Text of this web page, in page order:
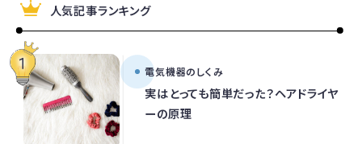
人気記事ランキング
電気機器のしくみ
実はとっても簡単だった？ヘアドライヤ
ーの原理